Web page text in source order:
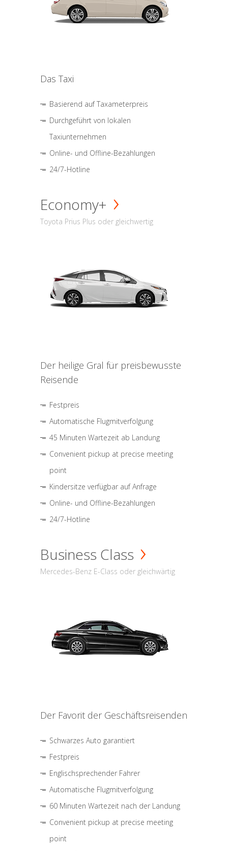
Das Taxi
Basierend auf Taxameterpreis
Durchgeführt von lokalen
Taxiunternehmen
Online- und Offline-Bezahlungen
24/7-Hotline
Economy+
Toyota Prius Plus oder gleichwertig
Der heilige Gral für preisbewusste
Reisende
Festpreis
Automatische Flugmitverfolgung
45 Minuten Wartezeit ab Landung
Convenient pickup at precise meeting
point
Kindersitze verfügbar auf Anfrage
Online- und Offline-Bezahlungen
24/7-Hotline
Business Class
Mercedes-Benz E-Class oder gleichwärtig
Der Favorit der Geschäftsreisenden
Schwarzes Auto garantiert
Festpreis
Englischsprechender Fahrer
Automatische Flugmitverfolgung
60 Minuten Wartezeit nach der Landung
Convenient pickup at precise meeting
point